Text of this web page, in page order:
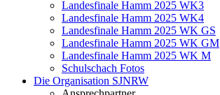
Landesfinale Hamm 2025 WK3
Landesfinale Hamm 2025 WK4
Landesfinale Hamm 2025 WK GS
Landesfinale Hamm 2025 WK GM
Landesfinale Hamm 2025 WK M
Schulschach Fotos
Die Organisation SJNRW